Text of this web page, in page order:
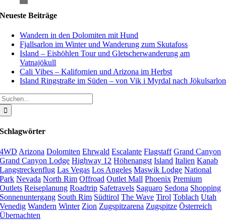
Neueste Beiträge
Wandern in den Dolomiten mit Hund
Fjallsarlon im Winter und Wanderung zum Skutafoss
Island – Eishöhlen Tour und Gletscherwanderung am
Vatnajökull
Cali Vibes – Kalifornien und Arizona im Herbst
Island Ringstraße im Süden – von Vik i Myrdal nach Jökulsarlon
Schlagwörter
4WD Arizona Dolomiten Ehrwald Escalante Flagstaff Grand Canyon
Grand Canyon Lodge Highway 12 Höhenangst Island Italien Kanab
Langstreckenflug Las Vegas Los Angeles Maswik Lodge National
Park Nevada North Rim Offroad Outlet Mall Phoenix Premium
Outlets Reiseplanung Roadtrip Safetravels Saguaro Sedona Shopping
Sonnenuntergang South Rim Südtirol The Wave Tirol Toblach Utah
Venedig Wandern Winter Zion Zugspitzarena Zugspitze Österreich
Übernachten